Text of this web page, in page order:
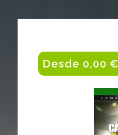
Desde 0,00 €